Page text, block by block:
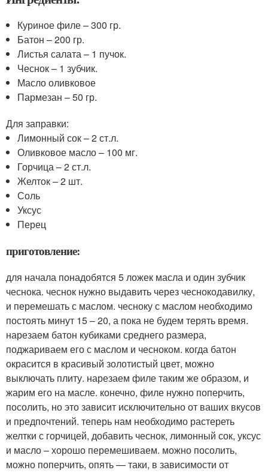
Куриное филе – 300 гр.
Батон – 200 гр.
Листья салата – 1 пучок.
Чеснок – 1 зубчик.
Масло оливковое
Пармезан – 50 гр.
Для заправки:
Лимонный сок – 2 ст.л.
Оливковое масло – 100 мг.
Горчица – 2 ст.л.
Желток – 2 шт.
Соль
Уксус
Перец
приготовление:
для начала понадобятся 5 ложек масла и один зубчик
чеснока. чеснок нужно выдавить через чеснокодавилку,
и перемешать с маслом. чесноку с маслом необходимо
постоять минут 15 – 20, а пока не будем терять время.
нарезаем батон кубиками среднего размера,
поджариваем его с маслом и чесноком. когда батон
окрасится в красивый золотистый цвет, можно
выключать плиту. нарезаем филе таким же образом, и
жарим его на масле. конечно, филе нужно поперчить,
посолить, но это зависит исключительно от ваших вкусов
и предпочтений. теперь нам необходимо растереть
желтки с горчицей, добавить чеснок, лимонный сок, уксус
и масло – хорошо перемешиваем. можно посолить,
можно поперчить, опять — таки, в зависимости от